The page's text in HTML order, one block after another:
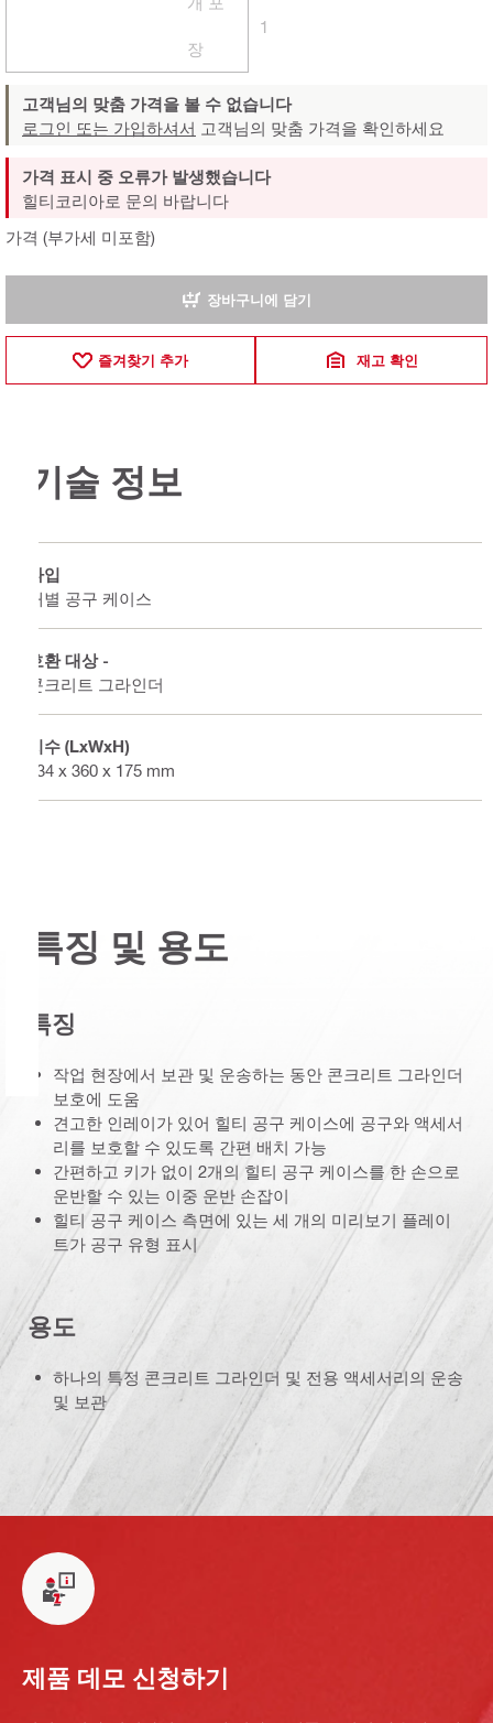
장
1
고객님의 맞춤 가격을 볼 수 없습니다
로그인 또는 가입하셔서 고객님의 맞춤 가격을 확인하세요
가격 (부가세 미포함)
가격 표시 중 오류가 발생했습니다
힐티코리아로 문의 바랍니다
장바구니에 담기
즐겨찾기 추가 재고 확인
기술 정보
타입
개별 공구 케이스
호환 대상 -
콘크리트 그라인더
치수 (LxWxH)
534 x 360 x 175 mm
특징 및 용도
특징
작업 현장에서 보관 및 운송하는 동안 콘크리트 그라인더
보호에 도움
견고한 인레이가 있어 힐티 공구 케이스에 공구와 액세서
리를 보호할 수 있도록 간편 배치 가능
간편하고 키가 없이 2개의 힐티 공구 케이스를 한 손으로
운반할 수 있는 이중 운반 손잡이
힐티 공구 케이스 측면에 있는 세 개의 미리보기 플레이
트가 공구 유형 표시
용도
하나의 특정 콘크리트 그라인더 및 전용 액세서리의 운송
및 보관
제품 데모 신청하기